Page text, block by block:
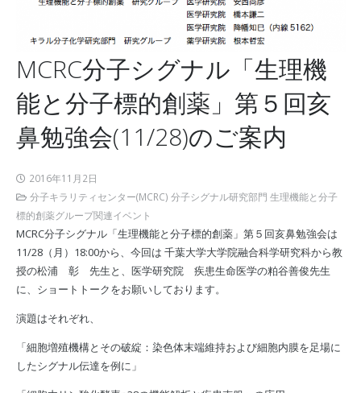
MCRC分子シグナル「生理機
能と分子標的創薬」第５回亥
鼻勉強会(11/28)のご案内
2016年11月2日
分子キラリティセンター(MCRC) 分子シグナル研究部門 生理機能と分子
標的創薬グループ関連イベント
MCRC分子シグナル「生理機能と分子標的創薬」第５回亥鼻勉強会は
11/28（月）18:00から、今回は 千葉大学大学院融合科学研究科から教
授の松浦 彰 先生と、医学研究院 疾患生命医学の粕谷善俊先生
に、ショートトークをお願いしております。
演題はそれぞれ、
「細胞増殖機構とその破綻：染色体末端維持および細胞内膜を足場に
したシグナル伝達を例に」